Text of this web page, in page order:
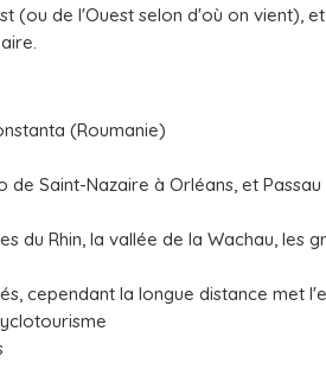
(ou de l'Ouest selon d'où on vient),
(Roumanie)
de Saint-Nazaire à Orléans, et
du Rhin, la vallée de la Wachau, les
cependant la longue distance met